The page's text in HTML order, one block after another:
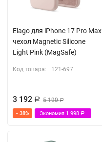
Elago для iPhone 17 Pro Max
чехол Magnetic Silicone
Light Pink (MagSafe)
Код товара: 121-697
3 192 Р 5 190Р
- 38% Экономия 1 998 Р